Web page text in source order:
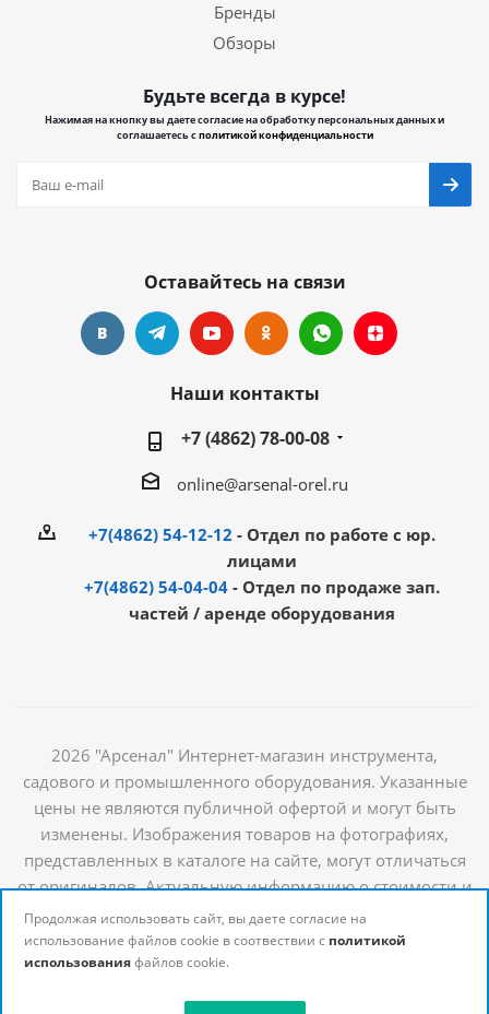
Бренды
Обзоры
Будьте всегда в курсе!
Нажимая на кнопку вы даете согласие на обработку персональных данных и
соглашаетесь сполитикой конфиденциальности
Оставайтесь на связи
Наши контакты
+7 (4862) 78-00-08
online@arsenal-orel.ru
+7(4862) 54-12-12 - Отдел по работе с юр.
лицами
+7(4862) 54-04-04 - Отдел по продаже зап.
частей / аренде оборудования
2026 "Арсенал" Интернет-магазин инструмента,
садового и промышленного оборудования. Указанные
цены не являются публичной офертой и могут быть
изменены. Изображения товаров на фотографиях,
представленных в каталоге на сайте, могут отличаться
от оригиналов. Актуальную информацию о стоимости и
наличии товаров можно получить у наших
менеджеров
Продолжая использовать сайт, вы даете согласие на
использование файлов cookie в соотвествии с политикой
использованияфайлов cookie.